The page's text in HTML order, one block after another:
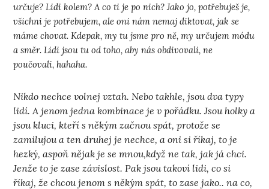
určuje? Lidi kolem? A co ti je po nich? Jako jo, potřebuješ je,
všichni je potřebujem, ale oni nám nemaj diktovat, jak se
máme chovat. Kdepak, my tu jsme pro ně, my určujem módu
a směr. Lidi jsou tu od toho, aby nás obdivovali, ne
poučovali, hahaha.
Nikdo nechce volnej vztah. Nebo takhle, jsou dva typy
lidí. A jenom jedna kombinace je v pořádku. Jsou holky a
jsou kluci, kteří s někým začnou spát, protože se
zamilujou a ten druhej je nechce, a oni si říkaj, to je
hezký, aspoň nějak je se mnou,když ne tak, jak já chci.
Jenže to je zase závislost. Pak jsou takoví lidi, co si
říkaj, že chcou jenom s někým spát, to zase jako.. na co,